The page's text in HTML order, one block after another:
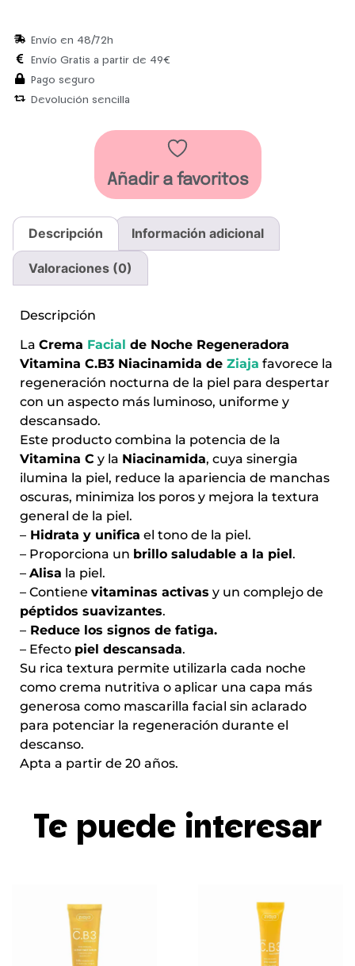
Envío en 48/72h
Envío Gratis a partir de 49€
Pago seguro
Devolución sencilla
Añadir a favoritos
Descripción Información adicional
Valoraciones (0)
Descripción
La Crema Facial de Noche Regeneradora
Vitamina C.B3 Niacinamida de Ziaja favorece la
regeneración nocturna de la piel para despertar
con un aspecto más luminoso, uniforme y
descansado.
Este producto combina la potencia de la
Vitamina C y la Niacinamida, cuya sinergia
ilumina la piel, reduce la apariencia de manchas
oscuras, minimiza los poros y mejora la textura
general de la piel.
– Hidrata y unifica el tono de la piel.
– Proporciona un brillo saludable a la piel.
– Alisa la piel.
– Contiene vitaminas activas y un complejo de
péptidos suavizantes.
– Reduce los signos de fatiga.
– Efecto piel descansada.
Su rica textura permite utilizarla cada noche
como crema nutritiva o aplicar una capa más
generosa como mascarilla facial sin aclarado
para potenciar la regeneración durante el
descanso.
Apta a partir de 20 años.
Te puede interesar